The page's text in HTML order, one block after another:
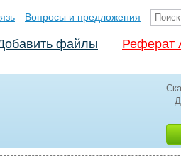
Вопросы и предложения
файлы Реферат